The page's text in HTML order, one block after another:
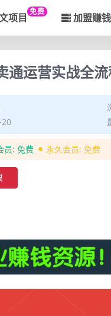
项目 免费 加盟赚钱
通运营实战全
员: 免费 永久会员: 免费